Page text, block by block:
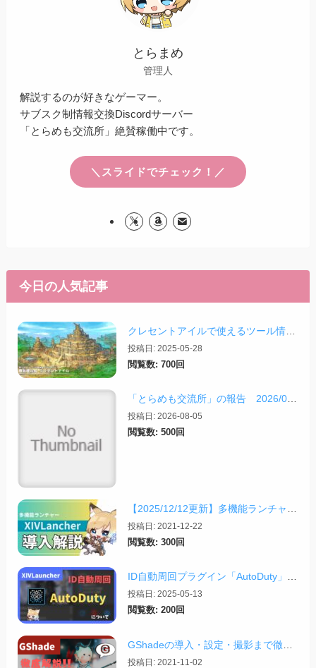
とらまめ
管理人
解説するのが好きなゲーマー。
サブスク制情報交換Discordサーバー
「とらめも交流所」絶賛稼働中です。
＼スライドでチェック！／
今日の人気記事
投稿日: 2025-05-28
閲覧数: 700回
「とらめも交流所」の報告 2026/08/03
投稿日: 2026-08-05
閲覧数: 500回
【2025/12/12更新】多機能ランチャー「XIVLauncher」の導入方法・使い方について
投稿日: 2021-12-22
閲覧数: 300回
ID自動周回プラグイン「AutoDuty」の紹介【2025/11/09更新】
投稿日: 2025-05-13
閲覧数: 200回
投稿日: 2021-11-02